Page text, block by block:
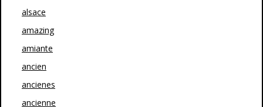
alsace
amazing
amiante
ancien
ancienes
ancienne